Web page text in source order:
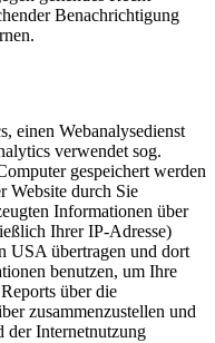
Benachrichtigung
einen Webanalysedienst
verwendet sog.
gespeichert werden
Website durch Sie
Informationen über
Ihrer IP-Adresse)
USA übertragen und dort
benutzen, um Ihre
über die
zusammenzustellen und
der Internetnutzung